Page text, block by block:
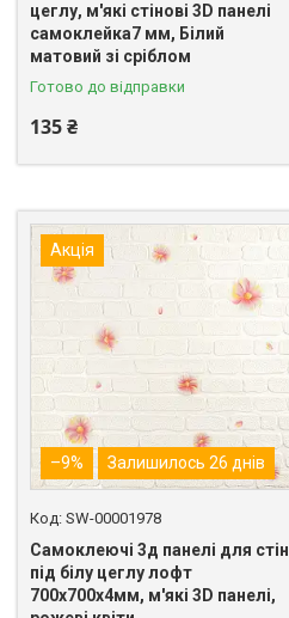
цеглу, м'які стінові 3D панелі
самоклейка7 мм, Білий
матовий зі сріблом
Готово до відправки
135 ₴
Акція
–9% Залишилось 26 днів
SW-00001978
Самоклеючі 3д панелі для стін
під білу цеглу лофт
700х700х4мм, м'які 3D панелі,